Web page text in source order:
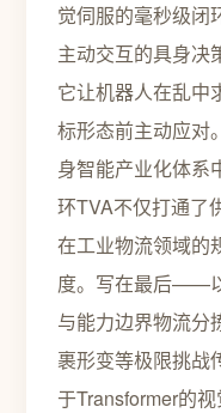
觉伺服的毫秒级闭
主动交互的具身决
它让机器人在乱中
标形态前主动应对
身智能产业化体系
环TVA不仅打通了
在工业物流领域的
度。写在最后——
与能力边界物流分
裹形变等极限挑战
于Transformer的